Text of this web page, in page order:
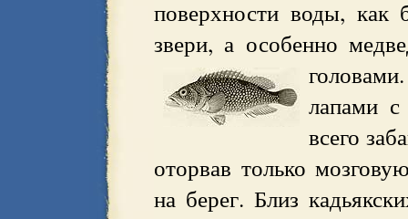
поверхности воды,
звери, а особенно
лапами
всего
оторвав только
на берег. Близ